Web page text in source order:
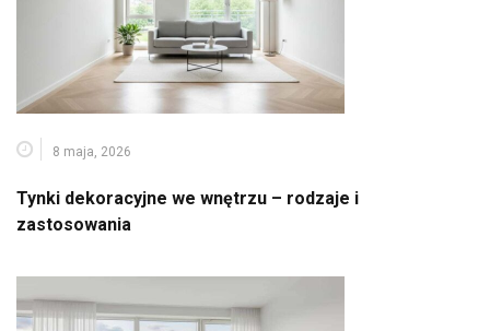
8 maja, 2026
Tynki dekoracyjne we wnętrzu – rodzaje i
zastosowania